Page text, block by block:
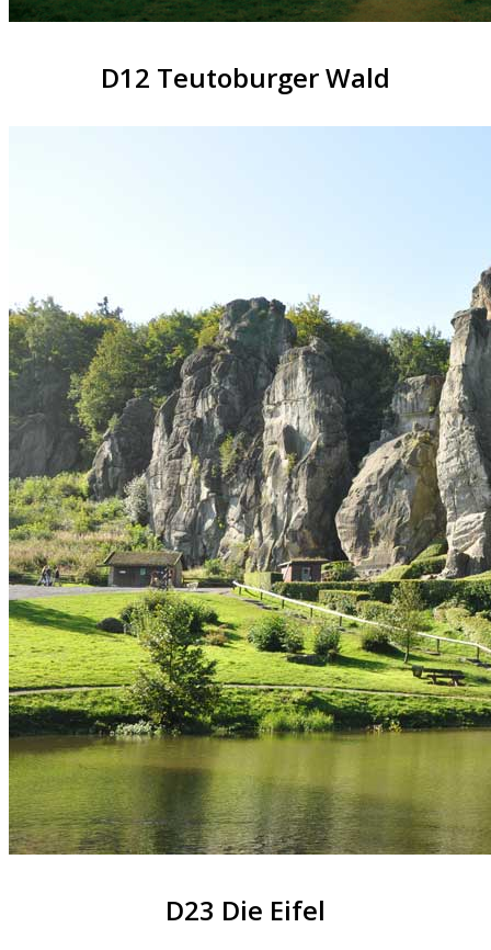
D12 Teutoburger Wald
D23 Die Eifel